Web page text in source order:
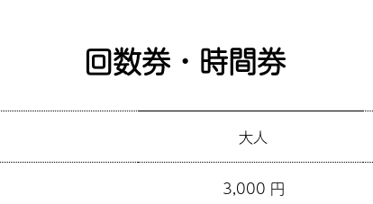
回数券・時間券
大人
3,000 円